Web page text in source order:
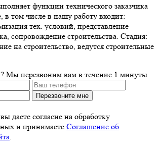
функции технического заказчика
в том числе в нашу работу входит:
тех. условий, представление
сопровождение строительства. Стадия:
на строительство, ведутся строительные
Мы перезвоним вам в течение 1 минуты
Перезвоните мне
даете согласие на обработку
и принимаете Соглашение об